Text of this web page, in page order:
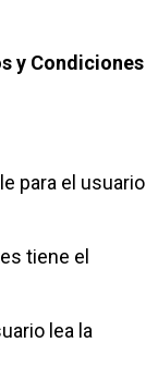
y Condiciones
para el usuario
tiene el
lea la